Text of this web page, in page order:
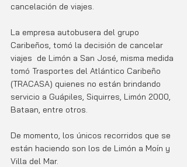
cancelación de viajes.
La empresa autobusera del grupo
Caribeños, tomó la decisión de cancelar
viajes  de Limón a San José, misma medida
tomó Trasportes del Atlántico Caribeño
(TRACASA) quienes no están brindando
servicio a Guápiles, Siquirres, Limón 2000,
Bataan, entre otros.
De momento, los únicos recorridos que se
están haciendo son los de Limón a Moín y
Villa del Mar.